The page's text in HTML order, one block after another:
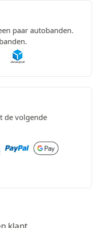
paar autobanden.
de volgende